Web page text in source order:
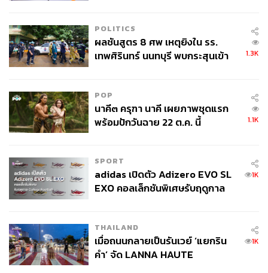
หมายการลงทุนนั้น นักลงทุนควรจะศึกษาข้อมูลเกี่ยวกับราย
ละเอียดและศักยภาพของทรัพย์สินหลักที่กองรีทเข้าลงทุน
โดยลักษณะการเข้าลงทุนในอสังหาริมทรัพย์ของกองรีทจะ
ลงทุนในสิทธิการเช่าระยะยาว (Leasehold)โดยทรัพย์สินของ
กองรีทจะบริหารจัดการโดยผู้บริหารทรัพย์สินที่มี
ประสบการณ์และความเชี่ยวชาญ ซึ่งผลการดำเนินงานที่ผ่าน
มาของกองรีทและการจ่ายผลประโยชน์แก่ผู้ถือหน่วย ตลอด
เพื่อให้มั่นใจได้ว่าการลงทุนสอดคล้องกับเป้าหมายการลงทุน
ของนักลงทุนทั้งในด้านผลตอบแทนที่ต้องการและความเสี่ยง
การลงทุน
ดังนั้น กล่าวได้ว่าการลงทุนในกองรีทถือเป็นทางเลือกที่น่า
สนใจสำหรับนักลงทุนที่ต้องการผลตอบแทนสม่ำเสมอใน
ระยะยาวและมีความผันผวนของราคาน้อยกว่าการลงทุนใน
หุ้นโดยทั่วไปอีกทั้งยังสามารถกระจายความเสี่ยงการลงทุน
POLITICS
ผลชันสูตร 8 ศพ เหตุยิงใน รร.
เทพศิรินทร์ นนทบุรี พบกระสุนเข้า
1.3K
POP
นาคี๓ ครุฑา นาคี เผยภาพชุดแรก
พร้อมปักวันฉาย 22 ต.ค. นี้
1.1K
SPORT
adidas เปิดตัว Adizero EVO SL
EXO คอลเล็กชันพิเศษรับฤดูกาล
1K
THAILAND
เมื่อถนนกลายเป็นรันเวย์ ‘แยกริน
คำ’ จัด LANNA HAUTE
1K